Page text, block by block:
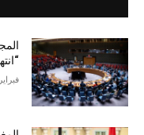
فبراير 13, 2026